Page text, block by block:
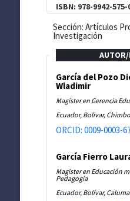
ISBN: 978-9942-575-
Sección: Artículos
Investigación
AUTOR/
García del Pozo
Wladimir
Magíster en Gerencia
Ecuador, Bolivar, Chimbo
ORCID: 0009-0003-
García Fierro
Magister en Educación
Pedagogía
Ecuador, Bolívar, Caluma